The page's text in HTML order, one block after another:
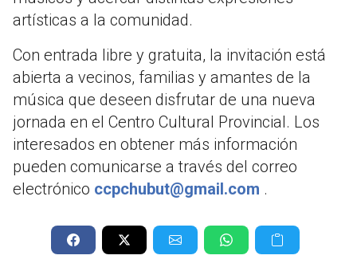
artísticas a la comunidad.
Con entrada libre y gratuita, la invitación está
abierta a vecinos, familias y amantes de la
música que deseen disfrutar de una nueva
jornada en el Centro Cultural Provincial. Los
interesados en obtener más información
pueden comunicarse a través del correo
electrónico ccpchubut@gmail.com .